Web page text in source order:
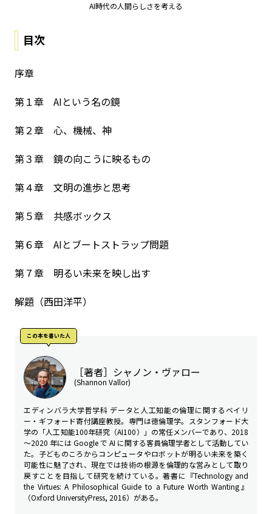
AI時代の人間らしさを考える
目次
序章
第１章 AIという名の鏡
第２章 心、機械、神
第３章 鏡の向こうに映るもの
第４章 文明の進歩と思考
第５章 共感ボックス
第６章 AIとブートストラップ問題
第７章 明るい未来を映し出す
解題（西田洋平）
この本を書いた人
［著者］シャノン・ヴァロー
(Shannon Vallor)
エディンバラ大学哲学科 データと人工知能の倫理に関するベイリ
ー・ギフォード寄付講座教授。専門は徳倫理学。スタンフォード大
学の「人工知能100年研究（AI100）」の常任メンバーであり、2018
～2020 年には Google で AI に関する客員倫理学者として活動してい
た。子どものころからコンピュータやロボットが明るい未来を築く
可能性に魅了され、現在では技術の根源を倫理的な営みとして取り
戻すことを目指して研究を続けている。著書に『Technology and
the Virtues: A Philosophical Guide to a Future Worth Wanting』
（Oxford UniversityPress, 2016）がある。